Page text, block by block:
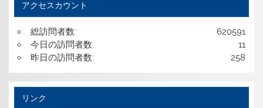
アクセスカウント
620591
総訪問者数:
11
今日の訪問者数:
258
昨日の訪問者数:
リンク